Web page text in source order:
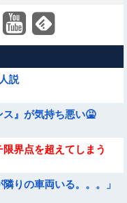
説
ス』が気持ち悪い🤮
限界点を超えてしまう
りの車両いる。。。」